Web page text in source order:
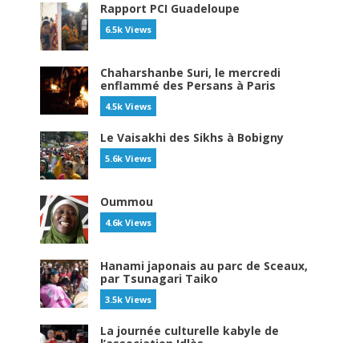
Rapport PCI Guadeloupe
6.5k Views
Chaharshanbe Suri, le mercredi
enflammé des Persans à Paris
4.5k Views
Le Vaisakhi des Sikhs à Bobigny
5.6k Views
Oummou
4.6k Views
Hanami japonais au parc de Sceaux,
par Tsunagari Taiko
3.5k Views
La journée culturelle kabyle de